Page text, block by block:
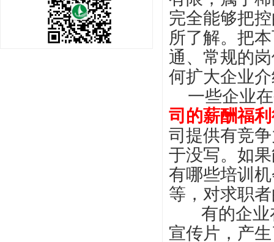
完全能够把
所了解。把
通、常规的
何扩大企业
一些企业
司的薪酬福
司提供有竞
于没写。如
有哪些培训
等，对求职
有的企业
宣传片，产